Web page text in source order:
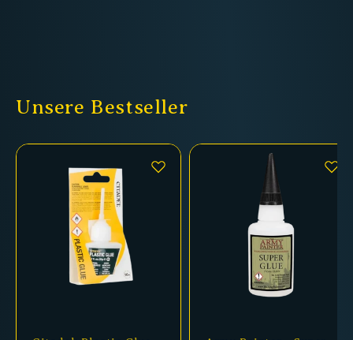
Unsere Bestseller